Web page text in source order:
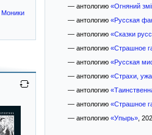
— антологию «Огняний
— антологию «Русская
— антологию «Сказки
— антологию «Страшное
— антологию «Русская
— антологию «Страхи,
— антологию
— антологию «Страшное
— антологию «Упырь»,
Моники